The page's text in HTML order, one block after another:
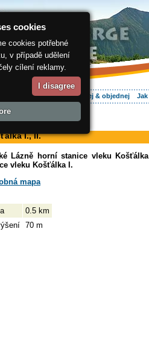
Ubytování Hledej & objednej
>
I., II.
Lázně horní stanice vleku
vleku Košťálka I.
mapa
0.5 km
70 m
cookies
cookies potřebné
v případě udělení
cílení reklamy.
I disagree